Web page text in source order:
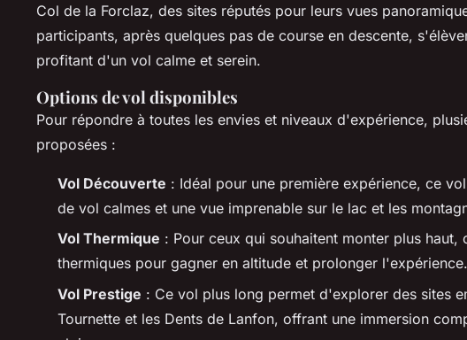
Col de la Forclaz, des sites réputés pour leurs vues
participants, après quelques pas de course en descente,
profitant d'un vol calme et serein.
Options de vol disponibles
Pour répondre à toutes les envies et niveaux d'expérience,
proposées :
Vol Découverte : Idéal pour une première expérience, ce
de vol calmes et une vue imprenable sur le lac et les
Vol Thermique : Pour ceux qui souhaitent monter plus haut,
thermiques pour gagner en altitude et prolonger l'expérience.
Vol Prestige : Ce vol plus long permet d'explorer des sites
Tournette et les Dents de Lanfon, offrant une immersion